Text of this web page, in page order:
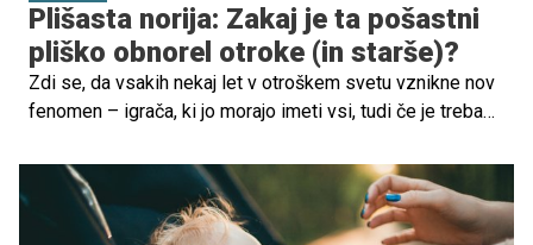
Plišasta norija: Zakaj je ta pošastni
pliško obnorel otroke (in starše)?
Zdi se, da vsakih nekaj let v otroškem svetu vznikne nov
fenomen – igrača, ki jo morajo imeti vsi, tudi če je treba
odriniti. Letos to vlogo igra Labubu – droben, kosmat
pliško z ostrimi zobmi, ki je hkrati prikupen in nekoliko
strašen. In prav to otroci očitno obožujejo.